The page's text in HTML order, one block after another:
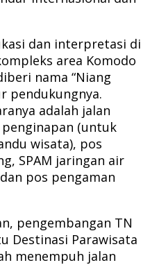
dan interpretasi di
area Komodo
nama “Niang
pendukungnya.
adalah jalan
(untuk
wisata), pos
SPAM jaringan air
pos pengaman
pengembangan TN
Destinasi Parawisata
menempuh jalan